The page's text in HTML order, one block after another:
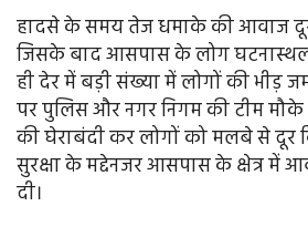
हादसे के समय तेज धमाके की आवाज
जिसके बाद आसपास के लोग
ही देर में बड़ी संख्या में लोगों की भीड़
पर पुलिस और नगर निगम की टीम मौके
की घेराबंदी कर लोगों को मलबे से दूर
सुरक्षा के मद्देनजर आसपास के क्षेत्र में
दी।